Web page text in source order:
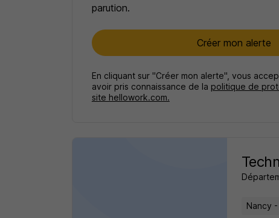
parution.
Créer mon alerte
En cliquant sur "Créer mon alerte", vous
avoir pris connaissance de la politique de
site hellowork.com.
Nancy